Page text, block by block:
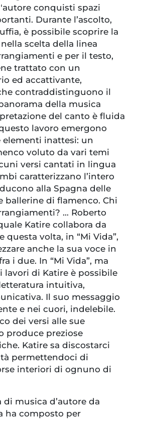
conquisti spazi
Durante l’ascolto,
è possibile scoprire la
scelta della linea
e per il testo,
trattato con un
ed accattivante,
contraddistinguono il
della musica
del canto è fluida
lavoro emergono
inattesi: un
voluto da vari temi
versi cantati in lingua
caratterizzano l’intero
alla Spagna delle
ballerine di flamenco. Chi
… Roberto
Katire collabora da
questa volta, in “Mi Vida”,
anche la sua voce in
i due. In “Mi Vida”, ma
lavori di Katire è possibile
intuitiva,
Il suo messaggio
e nei cuori, indelebile.
dei versi alle sue
produce preziose
Katire sa discostarci
permettendoci di
interiori di ognuno di
di musica d’autore da
ha composto per